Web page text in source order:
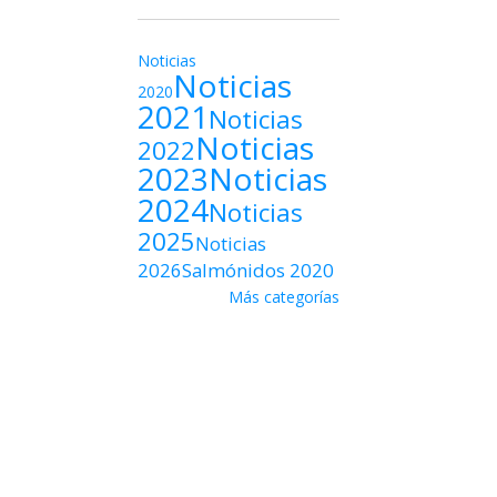
Noticias
2020 Noticias
2021 Noticias
2022Noticias
2023Noticias
2024Noticias
2025Noticias
2026Salmónidos 2020
Más categorías